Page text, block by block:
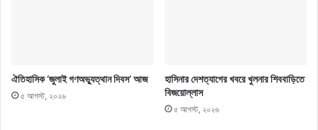
ঐতিহাসিক ‘জুলাই গণঅভ্যুত্থান দিবস’ আজ
৫ আগস্ট, ২০২৬
হাসিনার দেশত্যাগের খবরে খুলনার শিববাড়িতে
বিজয়োল্লাস
৫ আগস্ট, ২০২৬